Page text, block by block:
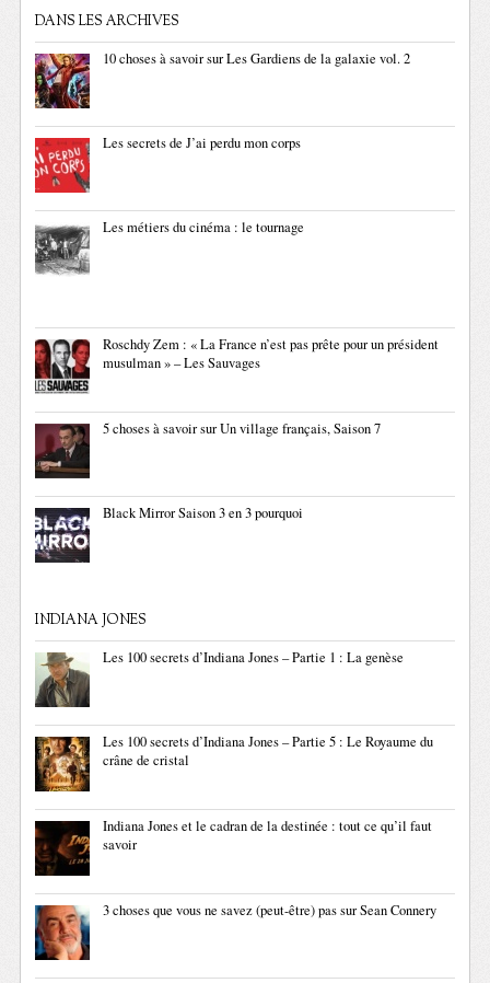
DANS LES ARCHIVES
10 choses à savoir sur Les Gardiens de la galaxie vol. 2
Les secrets de J’ai perdu mon corps
Les métiers du cinéma : le tournage
Roschdy Zem : « La France n’est pas prête pour un président
musulman » – Les Sauvages
5 choses à savoir sur Un village français, Saison 7
Black Mirror Saison 3 en 3 pourquoi
INDIANA JONES
Les 100 secrets d’Indiana Jones – Partie 1 : La genèse
Les 100 secrets d’Indiana Jones – Partie 5 : Le Royaume du
crâne de cristal
Indiana Jones et le cadran de la destinée : tout ce qu’il faut
savoir
3 choses que vous ne savez (peut-être) pas sur Sean Connery